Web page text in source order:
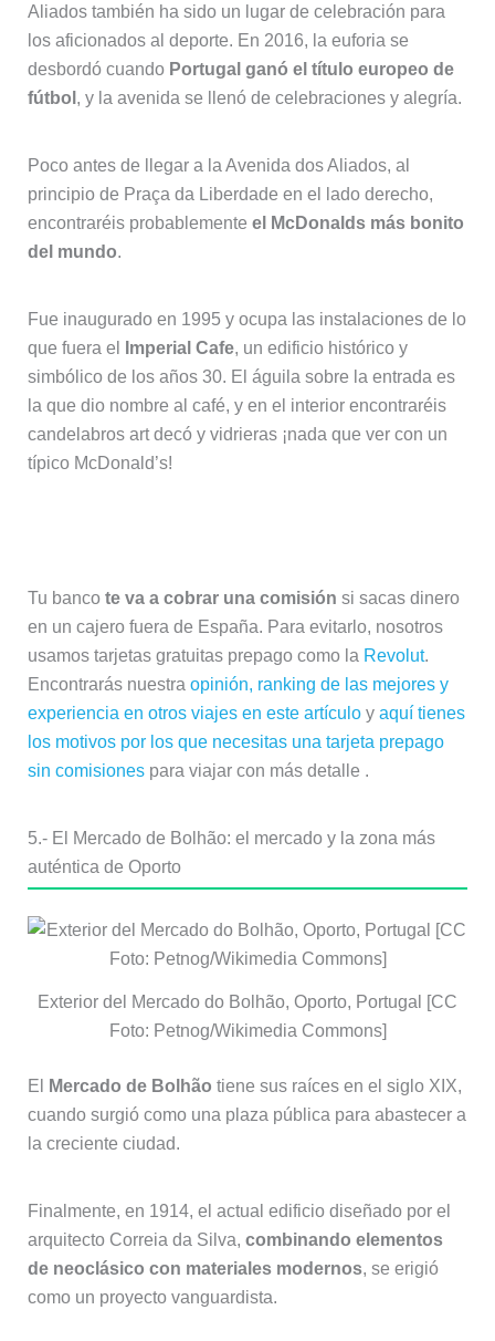
Aliados también ha sido un lugar de celebración para
los aficionados al deporte. En 2016, la euforia se
desbordó cuando Portugal ganó el título europeo de
fútbol , y la avenida se llenó de celebraciones y alegría.
Poco antes de llegar a la Avenida dos Aliados, al
principio de Praça da Liberdade en el lado derecho,
encontraréis probablemente el McDonalds más bonito
del mundo.
Fue inaugurado en 1995 y ocupa las instalaciones de lo
que fuera el
Imperial Cafe, un edificio histórico y
simbólico de los años 30. El águila sobre la entrada es
la que dio nombre al café, y en el interior encontraréis
candelabros art decó y vidrieras ¡nada que ver con un
típico McDonald’s!
Tu banco te va a cobrar una comisión si sacas dinero
en un cajero fuera de España. Para evitarlo, nosotros
usamos tarjetas gratuitas prepago como la Revolut.
Encontrarás nuestra opinión, ranking de las mejores y
experiencia en otros viajes en este artículoy aquí tienes
los motivos por los que necesitas una tarjeta prepago
sin comisionespara viajar con más detalle .
5.- El Mercado de Bolhão: el mercado y la zona más
auténtica de Oporto
Exterior del Mercado do Bolhão, Oporto, Portugal [CC
Foto: Petnog/Wikimedia Commons]
El Mercado de Bolhão tiene sus raíces en el siglo XIX,
cuando surgió como una plaza pública para abastecer a
la creciente ciudad.
Finalmente, en 1914, el actual edificio diseñado por el
arquitecto Correia da Silva, combinando elementos
de neoclásico con materiales modernos, se erigió
como un proyecto vanguardista.